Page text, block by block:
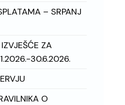
– SRPANJ
ZA
30.6.2026.
O